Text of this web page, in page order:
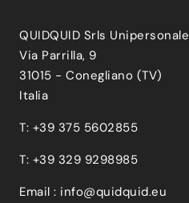
QUIDQUID Srls Unipersonale
Via Parrilla, 9
31015 - Conegliano (TV)
Italia
T: +39 375 5602855
T: +39 329 9298985
Email : info@quidquid.eu